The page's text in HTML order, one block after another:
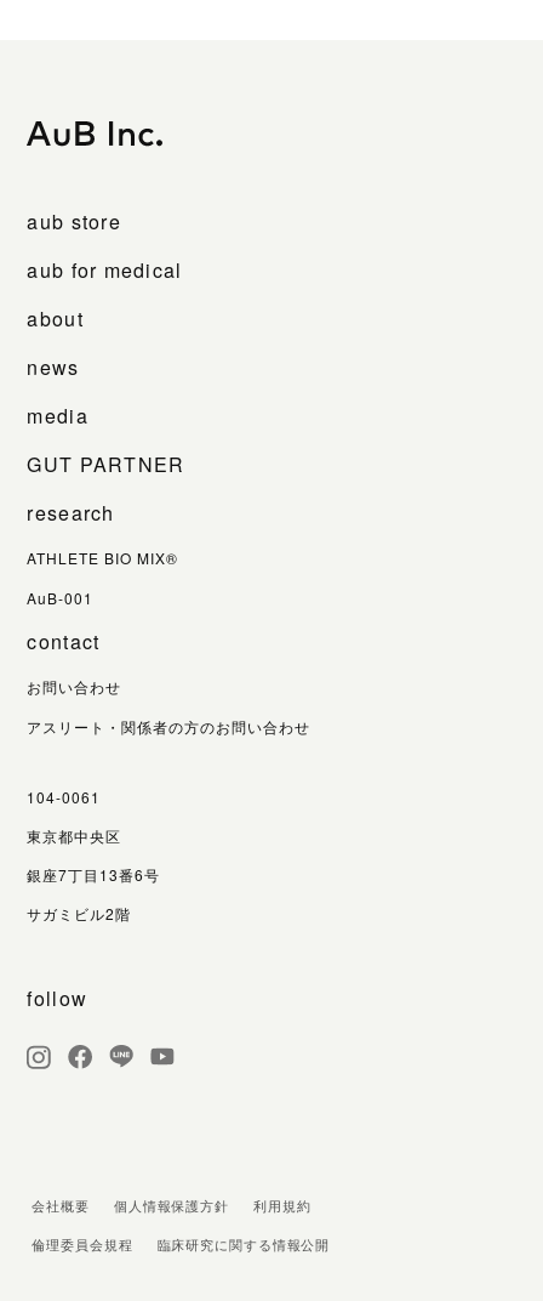
aub store
aub for medical
about
news
media
GUT PARTNER
research
ATHLETE BIO MIX®
AuB-001
contact
お問い合わせ
アスリート・関係者の方のお問い合わせ
104-0061
東京都中央区
銀座7丁目13番6号
サガミビル2階
follow
会社概要 個人情報保護方針
利用規約
倫理委員会規程
臨床研究に関する情報公開